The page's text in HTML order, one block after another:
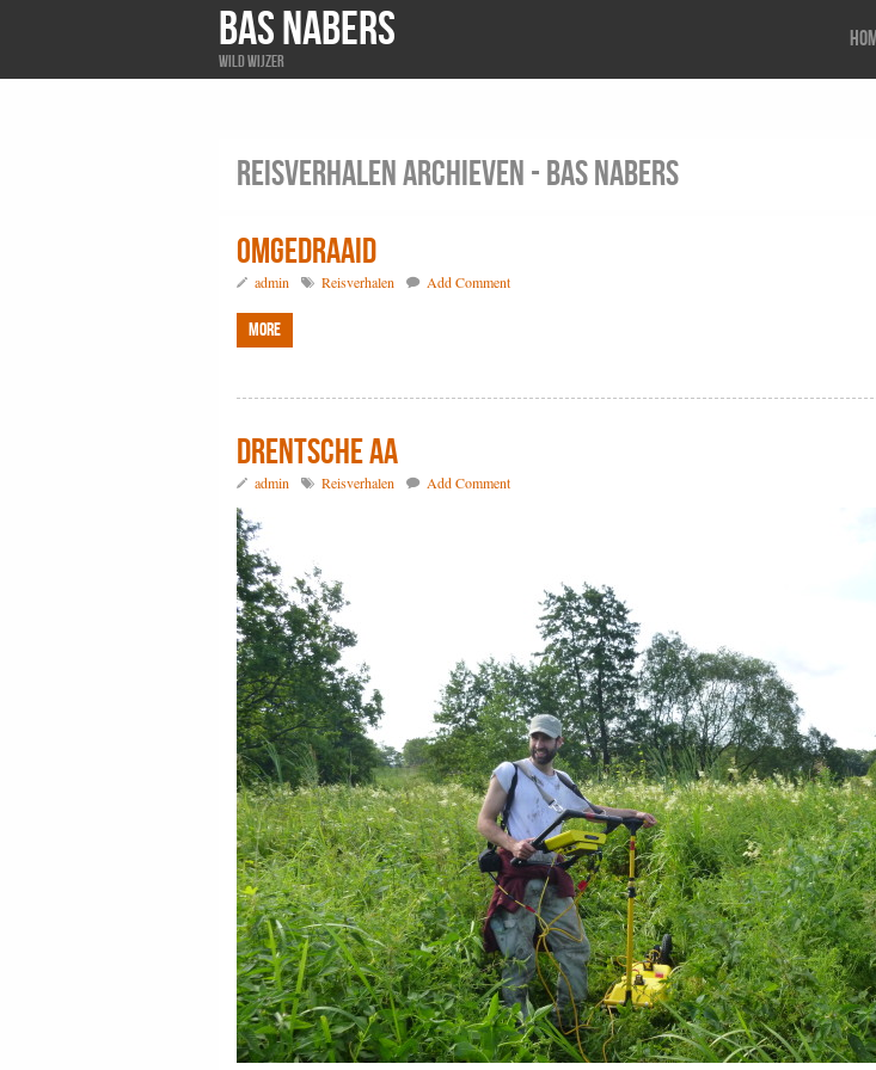
BAS NABERS
Wild wijzer
Reisverhalen Archieven - BAS NABERS
Omgedraaid
admin Reisverhalen Add Comment
More
Drentsche Aa
admin Reisverhalen Add Comment